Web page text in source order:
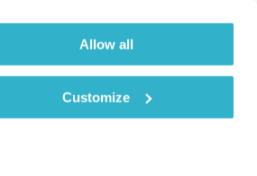
Allow all
Customize